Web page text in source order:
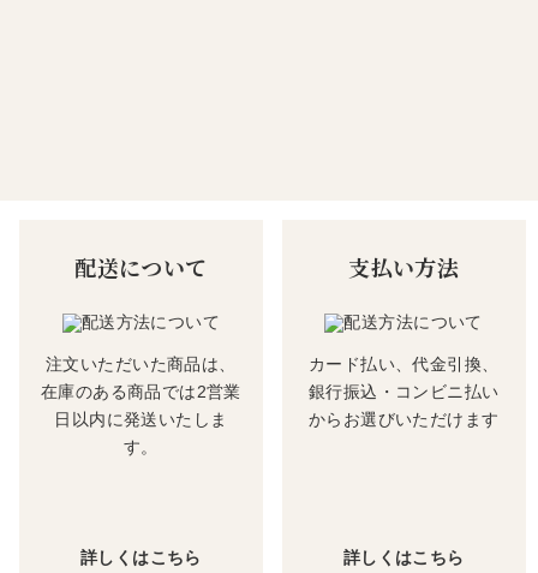
配送について
注文いただいた商品は、
在庫のある商品では2営業
日以内に発送いたしま
す。
詳しくはこちら
支払い方法
カード払い、代金引換、
銀行振込・コンビニ払い
からお選びいただけます
詳しくはこちら